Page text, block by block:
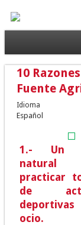
10
Fuente
Idioma
Español
1.- Un
natural
practicar
de
ocio.